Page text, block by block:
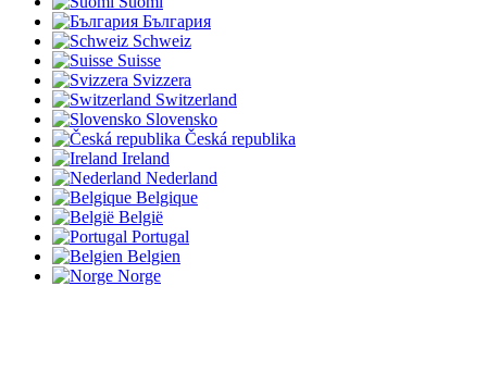
България
Schweiz
Suisse
Svizzera
Switzerland
Slovensko
Česká republika
Ireland
Nederland
Belgique
België
Portugal
Belgien
Norge